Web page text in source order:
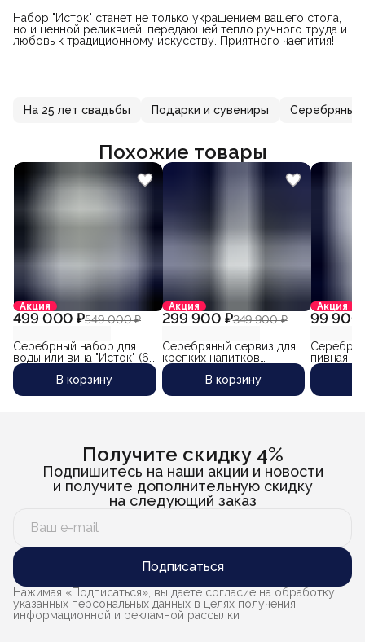
Набор "Исток" станет не только украшением вашего стола,
но и ценной реликвией, передающей тепло ручного труда и
любовь к традиционному искусству. Приятного чаепития!
На 25 лет свадьбы Подарки и сувениры
Похожие товары
Акция
499 000 ₽549 000 ₽
Серебрный набор для
воды или вина "Исток" (6
предметов) объем
кувшина 1500 мл.
В корзину
Акция
299 900 ₽349 900 ₽
Серебряный сервиз для
крепких напитков
"Бостон-3" (3 предмета)
В корзину
Акция
99 900
пивная
550 мл)
Получите скидку 4%
Подпишитесь на наши акции и новости
и получите дополнительную скидку
на следующий заказ
Подписаться
Нажимая «Подписаться», вы даете согласие на обработку
указанных персональных данных в целях получения
информационной и рекламной рассылки